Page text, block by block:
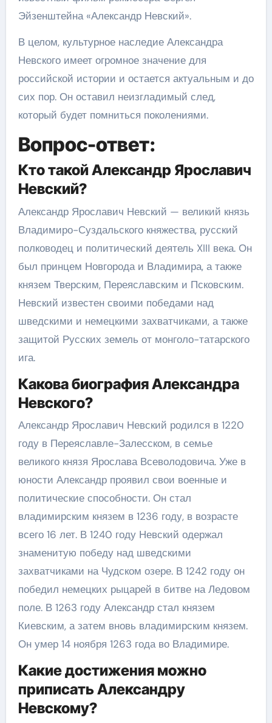
Эйзенштейна «Александр Невский».
В целом, культурное наследие Александра
Невского имеет огромное значение для
российской истории и остается актуальным и до
сих пор. Он оставил неизгладимый след,
который будет помниться поколениями.
Вопрос-ответ:
Кто такой Александр Ярославич
Невский?
Александр Ярославич Невский — великий князь
Владимиро-Суздальского княжества, русский
полководец и политический деятель XIII века. Он
был принцем Новгорода и Владимира, а также
князем Тверским, Переяславским и Псковским.
Невский известен своими победами над
шведскими и немецкими захватчиками, а также
защитой Русских земель от монголо-татарского
ига.
Какова биография Александра
Невского?
Александр Ярославич Невский родился в 1220
году в Переяславле-Залесском, в семье
великого князя Ярослава Всеволодовича. Уже в
юности Александр проявил свои военные и
политические способности. Он стал
владимирским князем в 1236 году, в возрасте
всего 16 лет. В 1240 году Невский одержал
знаменитую победу над шведскими
захватчиками на Чудском озере. В 1242 году он
победил немецких рыцарей в битве на Ледовом
поле. В 1263 году Александр стал князем
Киевским, а затем вновь владимирским князем.
Он умер 14 ноября 1263 года во Владимире.
Какие достижения можно
приписать Александру
Невскому?